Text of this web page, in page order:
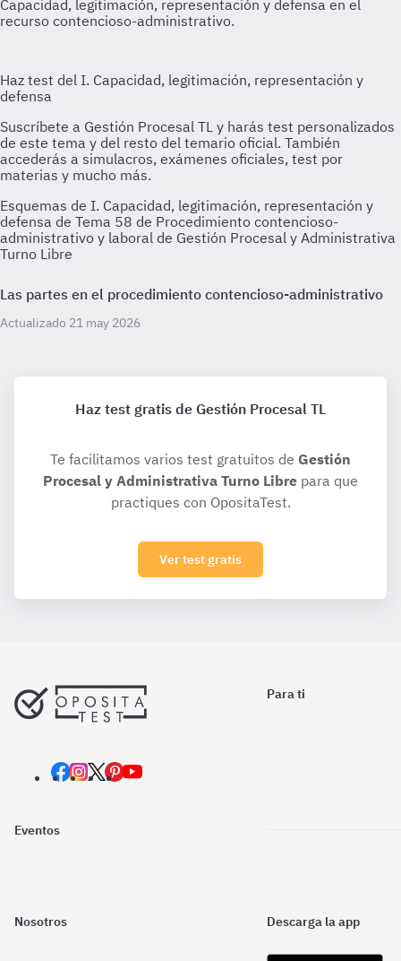
Esquemas de I. Capacidad, legitimación, representación y
defensa de Tema 58 de Procedimiento contencioso-
administrativo y laboral de Gestión Procesal y Administrativa
Turno Libre
Las partes en el procedimiento contencioso-administrativo
Actualizado 21 may 2026
Haz test gratis de Gestión Procesal TL
Te facilitamos varios test gratuitos de Gestión
Procesal y Administrativa Turno Libre para que
practiques con OpositaTest.
Ver test gratis
Para ti
Eventos
Nosotros Descarga la app